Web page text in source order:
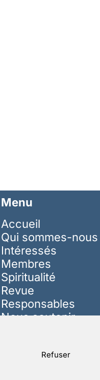
Refuser
Menu
Accueil
Qui sommes-nous
Intéressés
Membres
Spiritualité
Revue
Responsables
Nous soutenir